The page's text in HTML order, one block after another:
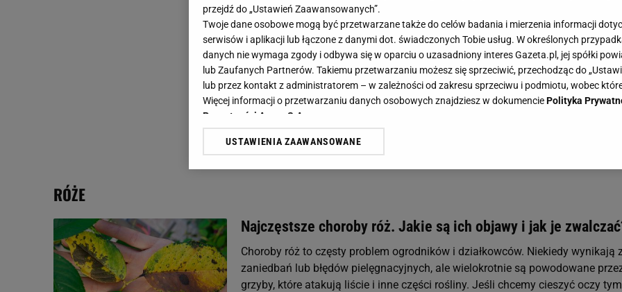
RÓŻE
Najczęstsze choroby róż. Jakie są ich objawy i jak je
Choroby róż to częsty problem ogrodników i działkowców. Niekiedy wynikają
zaniedbań lub błędów pielęgnacyjnych, ale wielokrotnie są powodowane
grzyby, które atakują liście i inne części rośliny. Jeśli chcemy cieszyć oczy
przejdź do „Ustawień Zaawansowanych”.
Twoje dane osobowe mogą być przetwarzane także do celów badania i mierzenia informacji
serwisów i aplikacji lub łączone z danymi dot. świadczonych Tobie usług. W określonych
danych nie wymaga zgody i odbywa się w oparciu o uzasadniony interes Gazeta.pl, jej spółki
lub Zaufanych Partnerów. Takiemu przetwarzaniu możesz się sprzeciwić, przechodząc do
lub przez kontakt z administratorem – w zależności od zakresu sprzeciwu i podmiotu, wobec
Więcej informacji o przetwarzaniu danych osobowych znajdziesz w dokumenciePolityka
Prywatności Agora S.A.
Klikając „Akceptuję” wyrażasz też zgodę na zainstalowanie i przechowywanie plików cookie
My, nasi Zaufani Partnerzy i Agora S.A. możemy przetwarzać dane osobowe w następujących
Użycie dokładnych danych geolokalizacyjnych. Aktywne skanowanie charakterystyki urządzenia
Przechowywanie informacji na urządzeniu lub dostęp do nich. Spersonalizowane reklamy i treści,
badnie odbiorców i ulepszanie usług.Lista Zaufanych Partnerów
USTAWIENIA ZAAWANSOWANE